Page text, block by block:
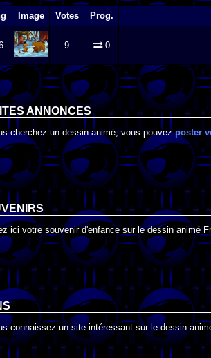
Image Votes Prog.
9 0
ANNONCES
cherchez un dessin animé, vous pouvezposter
ici votre souvenir d'enfance sur le dessin animé
connaissez un site intéressant sur le dessin